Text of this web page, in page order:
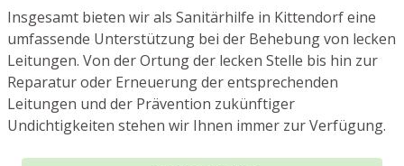
Insgesamt bieten wir als Sanitärhilfe in Kittendorf eine
umfassende Unterstützung bei der Behebung von lecken
Leitungen. Von der Ortung der lecken Stelle bis hin zur
Reparatur oder Erneuerung der entsprechenden
Leitungen und der Prävention zukünftiger
Undichtigkeiten stehen wir Ihnen immer zur Verfügung.